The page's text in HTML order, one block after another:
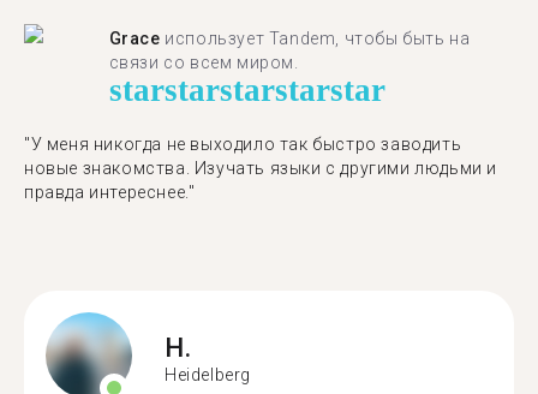
Grace использует Tandem, чтобы быть на
связи со всем миром.
starstarstarstarstar
"У меня никогда не выходило так быстро заводить
новые знакомства. Изучать языки с другими людьми и
правда интереснее."
H.
Heidelberg